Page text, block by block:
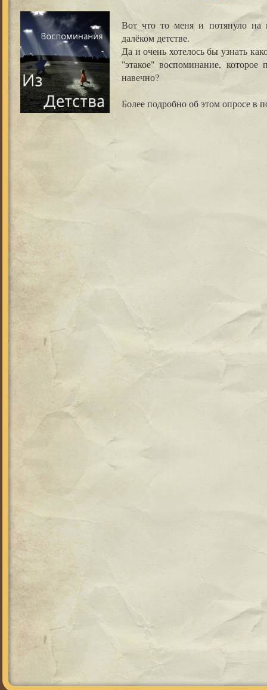
Вот что то меня и потянуло на
далёком детстве.
Да и очень хотелось бы узнать
"этакое" воспоминание, которое
навечно?
Более подробно об этом опросе в